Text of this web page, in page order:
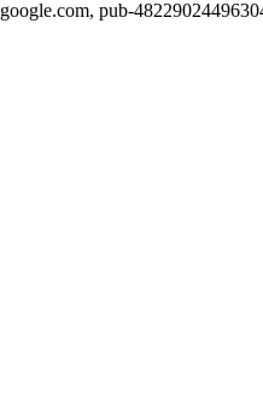
google.com, pub-